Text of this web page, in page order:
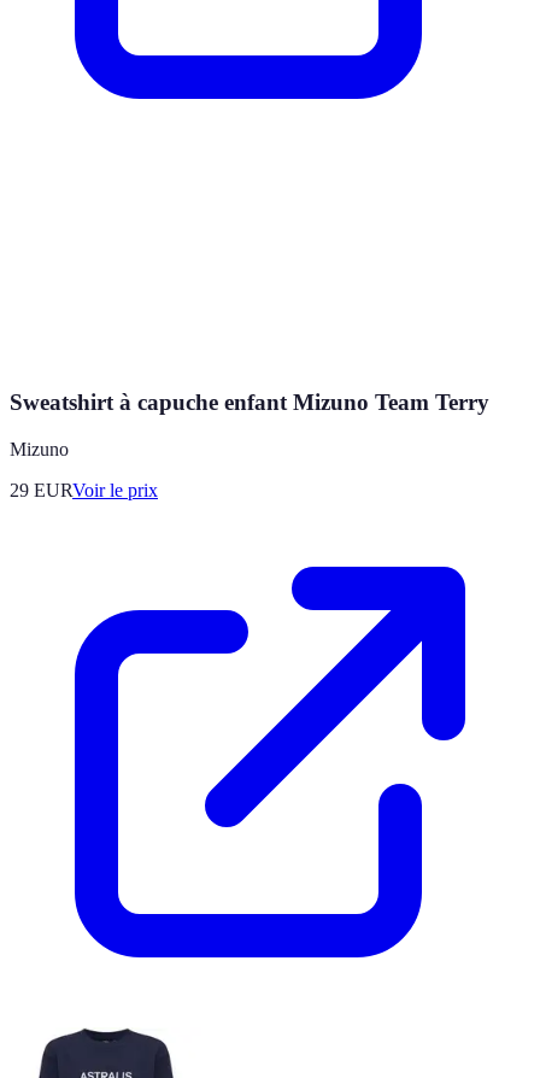
Sweatshirt à capuche enfant Mizuno Team Terry
Mizuno
29 EURVoir le prix